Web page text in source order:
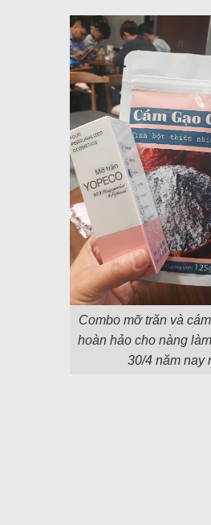
Combo mỡ trăn và c
hoàn hảo cho nàng làm
30/4 năm nay